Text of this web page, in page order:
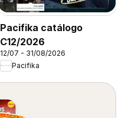
Pacifika catálogo
C12/2026
12/07 - 31/08/2026
Pacifika